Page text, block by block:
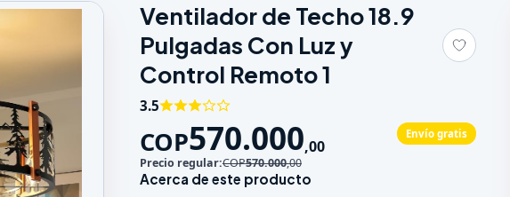
Tu lista
Favoritos
Guardados para después
Ventilador de Techo 18.9
Pulgadas Con Luz y
Control Remoto 1
3.5
COP570.000,00
Envío gratis
Precio regular:COP570.000,00
Acerca de este producto